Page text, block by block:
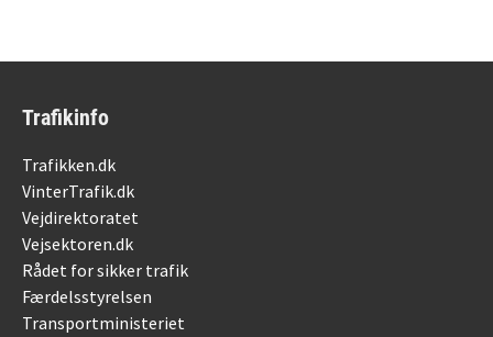
Trafikinfo
Trafikken.dk
VinterTrafik.dk
Vejdirektoratet
Vejsektoren.dk
Rådet for sikker trafik
Færdelsstyrelsen
Transportministeriet